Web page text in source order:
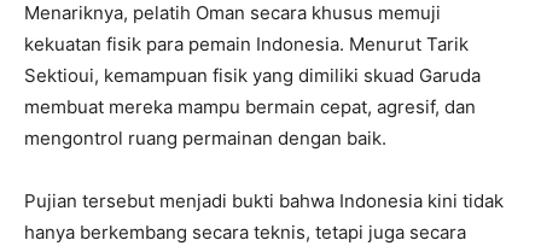
Menariknya, pelatih Oman secara khusus memuji
kekuatan fisik para pemain Indonesia. Menurut Tarik
Sektioui, kemampuan fisik yang dimiliki skuad Garuda
membuat mereka mampu bermain cepat, agresif, dan
mengontrol ruang permainan dengan baik.
Pujian tersebut menjadi bukti bahwa Indonesia kini tidak
hanya berkembang secara teknis, tetapi juga secara